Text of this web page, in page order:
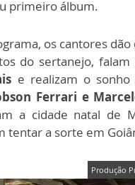
primeiro álbum.
os cantores dão
do sertanejo,
e realizam o sonho
Ferrari e
a cidade natal de
tentar a sorte em
Produção